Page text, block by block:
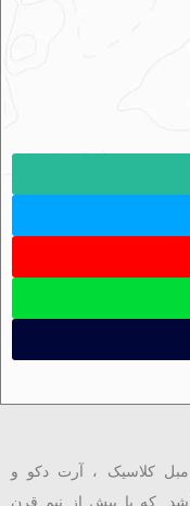
مبل کلاسیک ، آرت دکو و
که با بیش از نیم قرن